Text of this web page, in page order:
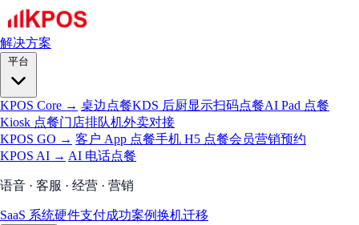
解决方案
KPOS Core → 桌边点餐KDS 后厨显示扫码点餐AI Pad 点餐
Kiosk 点餐门店排队机外卖对接
KPOS GO → 客户 App 点餐手机 H5 点餐会员营销预约
KPOS AI → AI 电话点餐
语音 · 客服 · 经营 · 营销
SaaS 系统硬件支付成功案例换机迁移